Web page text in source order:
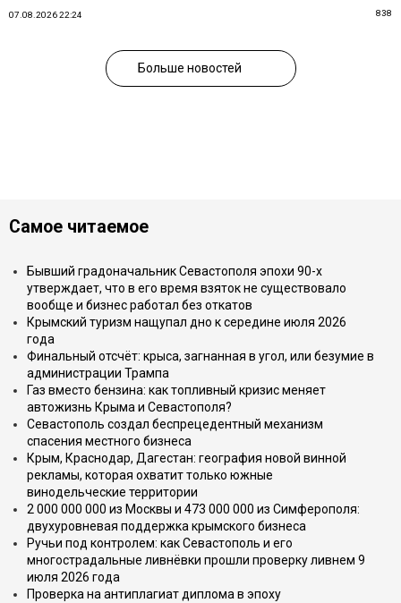
07.08.2026 22:24 838
Больше новостей
Самое читаемое
Бывший градоначальник Севастополя эпохи 90-х
утверждает, что в его время взяток не существовало
вообще и бизнес работал без откатов
Крымский туризм нащупал дно к середине июля 2026
года
Финальный отсчёт: крыса, загнанная в угол, или безумие в
администрации Трампа
Газ вместо бензина: как топливный кризис меняет
автожизнь Крыма и Севастополя?
Севастополь создал беспрецедентный механизм
спасения местного бизнеса
Крым, Краснодар, Дагестан: география новой винной
рекламы, которая охватит только южные
винодельческие территории
2 000 000 000 из Москвы и 473 000 000 из Симферополя:
двухуровневая поддержка крымского бизнеса
Ручьи под контролем: как Севастополь и его
многострадальные ливнёвки прошли проверку ливнем 9
июля 2026 года
Проверка на антиплагиат диплома в эпоху